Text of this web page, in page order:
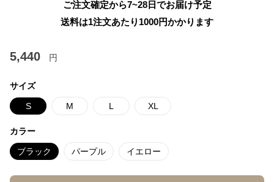
ご注文確定から7~28日でお届け予定
送料は1注文あたり 1000円かかります
5,440 円
サイズ
S M L XL
カラー
ブラック パープル イエロー